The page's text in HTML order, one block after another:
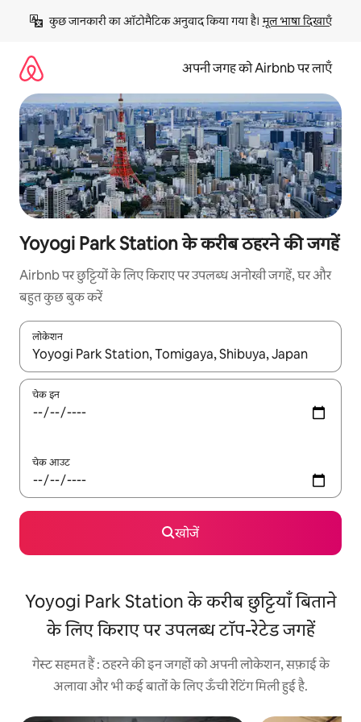
छोड़कर
कॉन्टेंट
कुछ जानकारी का ऑटोमैटिक अनुवाद किया गया है। मूल भाषा दिखाएँ
अपनी जगह को Airbnb पर लाएँ
Yoyogi Park Station के करीब ठहरने की जगहें
Airbnb पर छुट्टियों के लिए किराए पर उपलब्ध अनोखी जगहें, घर और
बहुत कुछ बुक करें
लोकेशन
नतीजों के उपलब्ध होने पर, अप और डाउन 'ऐरो की' का इस्तेमाल करके नेविगेट
चेक इन
चेक आउट
खोजें
Yoyogi Park Station के करीब छुट्टियाँ बिताने
के लिए किराए पर उपलब्ध टॉप-रेटेड जगहें
गेस्ट सहमत हैं : ठहरने की इन जगहों को अपनी लोकेशन, सफ़ाई के
अलावा और भी कई बातों के लिए ऊँची रेटिंग मिली हुई है.